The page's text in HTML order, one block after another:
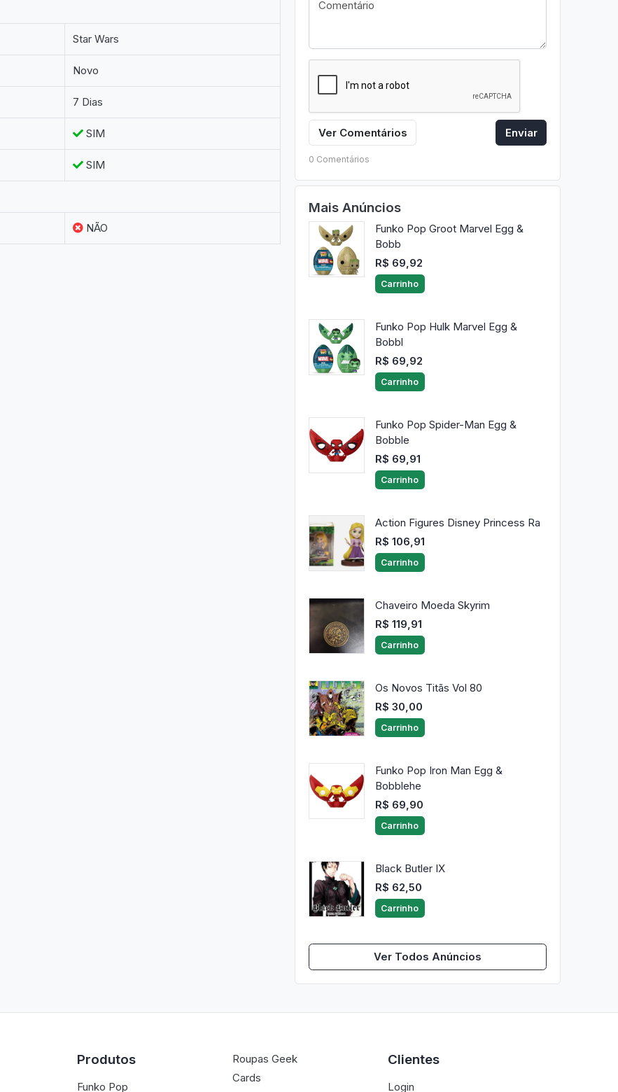
Star Wars
Novo
7 Dias
SIM
SIM
NÃO
Ver Comentários Enviar
0 Comentários
Mais Anúncios
Funko Pop Groot Marvel Egg &
Bobb
R$ 69,92
Carrinho
Funko Pop Hulk Marvel Egg &
Bobbl
R$ 69,92
Carrinho
Funko Pop Spider-Man Egg &
Bobble
R$ 69,91
Carrinho
Action Figures Disney Princess Ra
R$ 106,91
Carrinho
Chaveiro Moeda Skyrim
R$ 119,91
Carrinho
Os Novos Titãs Vol 80
R$ 30,00
Carrinho
Funko Pop Iron Man Egg &
Bobblehe
R$ 69,90
Carrinho
Black Butler IX
R$ 62,50
Carrinho
Ver Todos Anúncios
Produtos
Funko Pop
Roupas Geek
Cards
Clientes
Login